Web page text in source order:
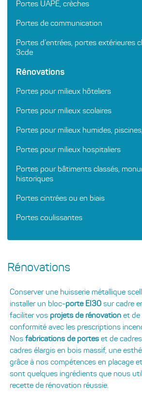
Portes UAPE, crèches
Portes de communication
Portes d’entrées, portes extérieures
3cde
Rénovations
Portes pour milieux hôteliers
Portes pour milieux scolaires
Portes pour milieux humides,
Portes pour milieux hospitaliers
Portes pour bâtiments classés,
historiques
Portes cintrées ou en biais
Portes coulissantes
Rénovations
Conserver une huisserie métallique
installer un bloc-porte EI30 sur cadre
faciliter vos projets de rénovation et de
conformité avec les prescriptions
Nos fabrications de portes et de cadres
cadres élargis en bois massif, une
grâce à nos compétences en placage
sont quelques ingrédients que nous
recette de rénovation réussie.